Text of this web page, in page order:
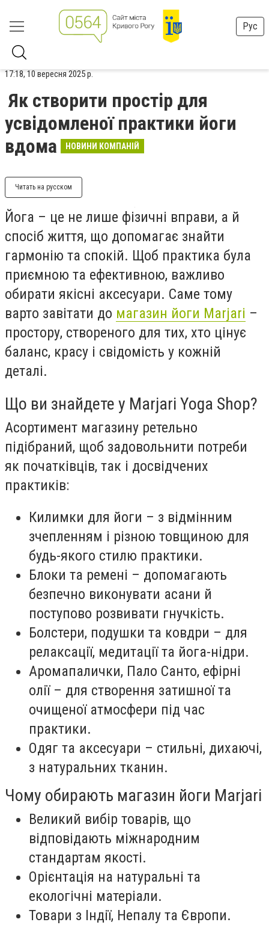
Рус
17:18, 10 вересня 2025 р.
Як створити простір для
усвідомленої практики йоги
вдома
НОВИНИ КОМПАНІЙ
Читать на русском
Йога – це не лише фізичні вправи, а й
спосіб життя, що допомагає знайти
гармонію та спокій. Щоб практика була
приємною та ефективною, важливо
обирати якісні аксесуари. Саме тому
варто завітати до магазин йоги Marjari –
простору, створеного для тих, хто цінує
баланс, красу і свідомість у кожній
деталі.
Що ви знайдете у Marjari Yoga Shop?
Асортимент магазину ретельно
підібраний, щоб задовольнити потреби
як початківців, так і досвідчених
практиків:
Килимки для йоги – з відмінним
зчепленням і різною товщиною для
будь-якого стилю практики.
Блоки та ремені – допомагають
безпечно виконувати асани й
поступово розвивати гнучкість.
Болстери, подушки та ковдри – для
релаксації, медитації та йога-нідри.
Аромапалички, Пало Санто, ефірні
олії – для створення затишної та
очищеної атмосфери під час
практики.
Одяг та аксесуари – стильні, дихаючі,
з натуральних тканин.
Чому обирають магазин йоги Marjari
Великий вибір товарів, що
відповідають міжнародним
стандартам якості.
Орієнтація на натуральні та
екологічні матеріали.
Товари з Індії, Непалу та Європи.